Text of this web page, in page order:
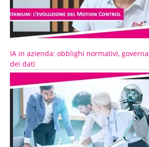
IA in azienda: obblighi normativi,
dei dati